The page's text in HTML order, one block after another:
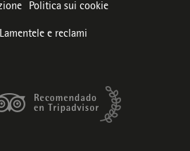
Politica sui cookie
Lamentele e reclami